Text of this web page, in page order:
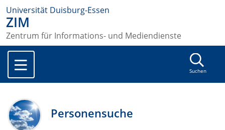
Universität Duisburg-Essen
ZIM
Zentrum für Informations- und Mediendienste
Suchen
Personensuche